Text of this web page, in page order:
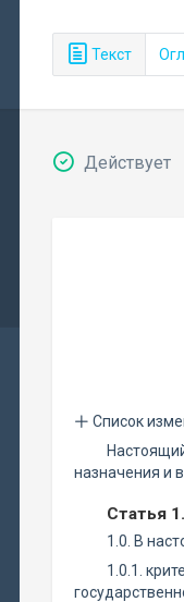
Текст
Действует
Список
назначения и
Статья
1.0. В
1.0.1.